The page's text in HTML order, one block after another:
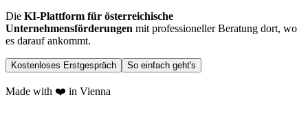
Die KI-Plattform für österreichische
Unternehmensförderungen mit professioneller Beratung dort, wo
es darauf ankommt.
Kostenloses Erstgespräch So einfach geht's
Made with ❤️ in Vienna